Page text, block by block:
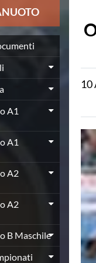
2026
A1
A1
A2
A2
B Maschile
10